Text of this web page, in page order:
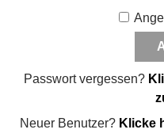
Passwort vergessen?
Neuer Benutzer? Klicke